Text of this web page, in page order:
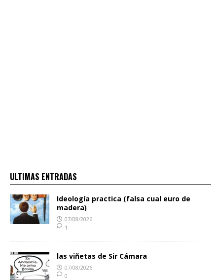
ULTIMAS ENTRADAS
Ideología practica (falsa cual euro de
madera)
07/08/2026
1
las viñetas de Sir Cámara
07/08/2026
0